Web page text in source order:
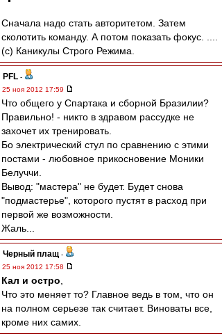
Сначала надо стать авторитетом. Затем
сколотить команду. А потом показать фокус. ....
(c) Каникулы Строго Режима.
PFL -
25 ноя 2012 17:59
Что общего у Спартака и сборной Бразилии?
Правильно! - никто в здравом рассудке не
захочет их тренировать.
Бо электрический стул по сравнению с этими
постами - любовное прикосновение Моники
Белуччи.
Вывод: "мастера" не будет. Будет снова
"подмастерье", которого пустят в расход при
первой же возможности.
Жаль...
Черный плащ -
25 ноя 2012 17:58
Кал и остро
Что это меняет то? Главное ведь в том, что он
на полном серьезе так считает. Виноваты все,
кроме них самих.